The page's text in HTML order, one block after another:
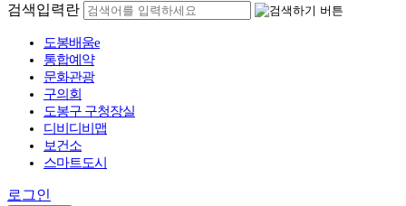
검색입력란
도봉배움e
통합예약
문화관광
구의회
도봉구 구청장실
디비디비맵
보건소
스마트도시
로그인